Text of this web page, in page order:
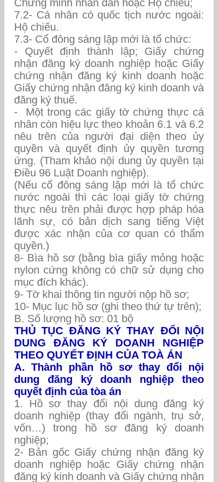
Chứng minh nhân dân hoặc Hộ chiếu;
7.2- Cá nhân có quốc tịch nước ngoài:
Hộ chiếu.
7.3- Cổ đông sáng lập mới là tổ chức:
- Quyết định thành lập; Giấy chứng
nhận đăng ký doanh nghiệp hoặc Giấy
chứng nhận đăng ký kinh doanh hoặc
Giấy chứng nhận đăng ký kinh doanh và
đăng ký thuế.
- Một trong các giấy tờ chứng thực cá
nhân còn hiệu lực theo khoản 6.1 và 6.2
nêu trên của người đại diện theo ủy
quyền và quyết định ủy quyền tương
ứng. (Tham khảo nội dung ủy quyền tại
Điều 96 Luật Doanh nghiệp).
(Nếu cổ đông sáng lập mới là tổ chức
nước ngoài thì các loại giấy tờ chứng
thực nêu trên phải được hợp pháp hóa
lãnh sự, có bản dịch sang tiếng Việt
được xác nhận của cơ quan có thẩm
quyền.)
8- Bìa hồ sơ (bằng bìa giấy mỏng hoặc
nylon cứng không có chữ sử dụng cho
mục đích khác).
9- Tờ khai thông tin người nộp hồ sơ;
10- Mục lục hồ sơ (ghi theo thứ tự trên);
B. Số lượng hồ sơ: 01 bộ
THỦ TỤC ĐĂNG KÝ THAY ĐỔI NỘI
DUNG ĐĂNG KÝ DOANH NGHIỆP
THEO QUYẾT ĐỊNH CỦA TOÀ ÁN
A. Thành phần hồ sơ thay đổi nội
dung đăng ký doanh nghiệp theo
quyết định của tòa án
1. Hồ sơ thay đổi nội dung đăng ký
doanh nghiệp (thay đổi ngành, trụ sở,
vốn…) trong hồ sơ đăng ký doanh
nghiệp;
2- Bản gốc Giấy chứng nhận đăng ký
doanh nghiệp hoặc Giấy chứng nhận
đăng ký kinh doanh và Giấy chứng nhận